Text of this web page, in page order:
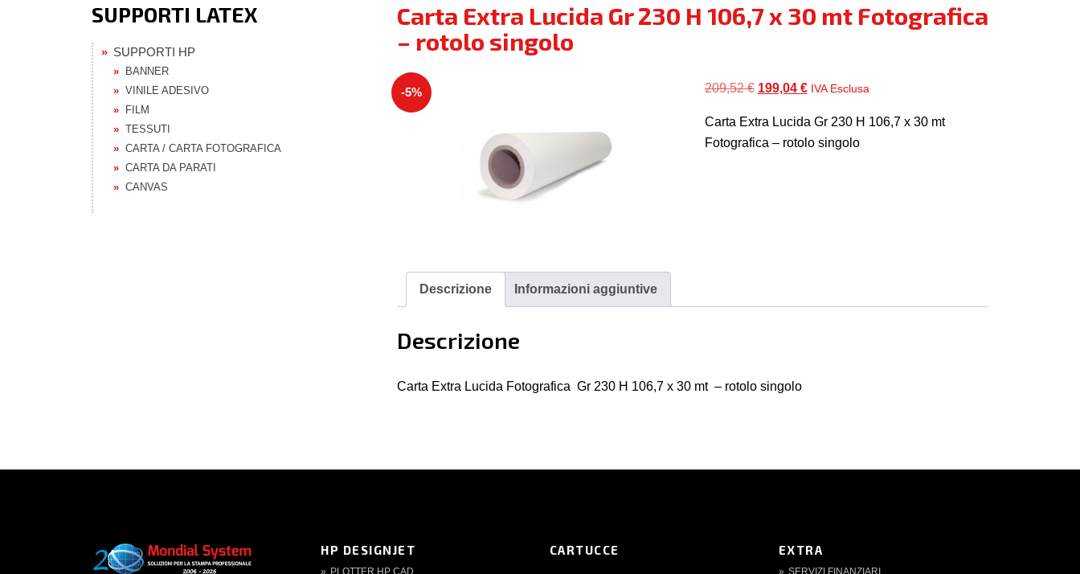
SUPPORTI LATEX
SUPPORTI HP
BANNER
VINILE ADESIVO
FILM
TESSUTI
CARTA / CARTA FOTOGRAFICA
CARTA DA PARATI
CANVAS
Carta Extra Lucida Gr 230 H 106,7 x 30 mt Fotografica
– rotolo singolo
-5% 209,52€ Il
originale
era:
199,04 €Il
attuale
è:
IVA Esclusa
Carta Extra Lucida Gr 230 H 106,7 x 30 mt
Fotografica – rotolo singolo
Descrizione Informazioni aggiuntive
Descrizione
Carta Extra Lucida Fotografica Gr 230 H 106,7 x 30 mt – rotolo singolo
HP DESIGNJET
PLOTTER HP CAD
CARTUCCE EXTRA
SERVIZI FINANZIARI